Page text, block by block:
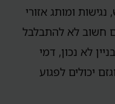
ומותג אזורי
חשוב לא להתבלבל
לא נכון, דמי
יכולים לפגוע